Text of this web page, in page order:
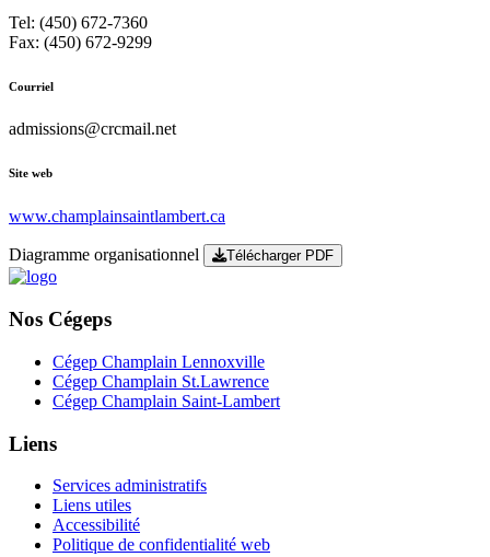
Tel: (450) 672-7360
Fax: (450) 672-9299
Courriel
admissions@crcmail.net
Site web
www.champlainsaintlambert.ca
Diagramme organisationnel Télécharger PDF
Nos Cégeps
Cégep Champlain Lennoxville
Cégep Champlain St.Lawrence
Cégep Champlain Saint-Lambert
Liens
Services administratifs
Liens utiles
Accessibilité
Politique de confidentialité web